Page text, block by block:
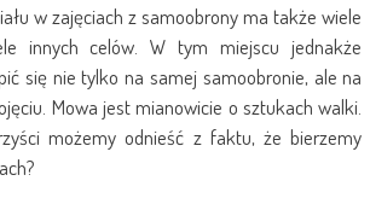
w zajęciach z samoobrony ma także wiele
innych celów. W tym miejscu jednakże
się nie tylko na samej samoobronie, ale na
Mowa jest mianowicie o sztukach walki.
możemy odnieść z faktu, że bierzemy